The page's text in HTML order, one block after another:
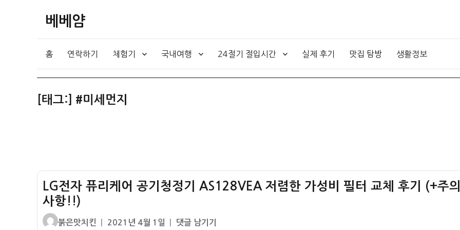
베베얌
홈 연락하기 체험기 국내여행 24절기 절입시간 실제 후기 맛집 탐방 생활정보
[태그:] #미세먼지
LG전자 퓨리케어 공기청정기 AS128VEA 저렴한 가성비 필터 교체 후기 (+주의
사항!!)
글
붉은맛치킨
작
2021년 4월 1일
LG
댓글 남기기